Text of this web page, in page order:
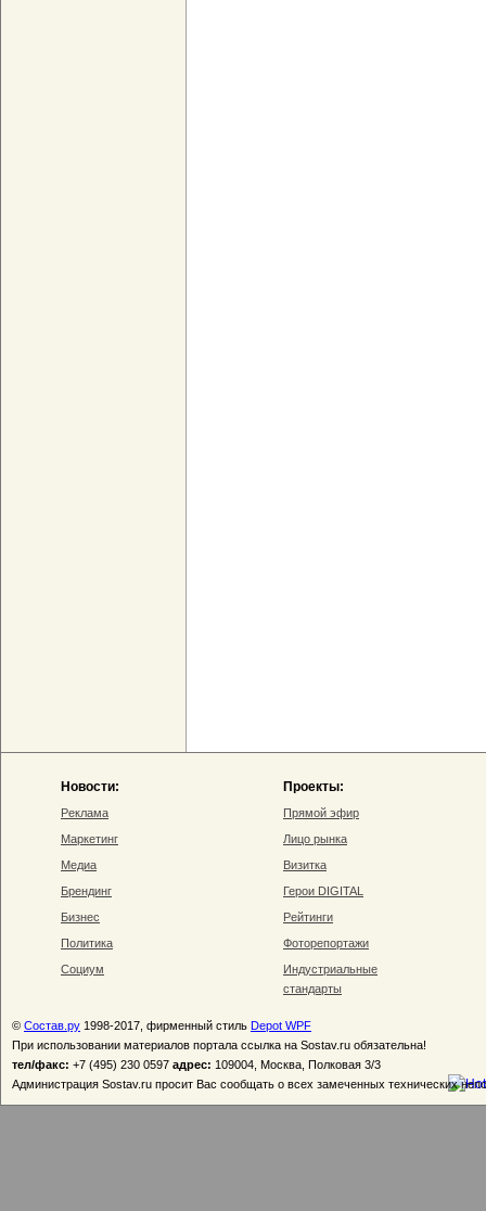
Новости:
Реклама
Маркетинг
Медиа
Брендинг
Бизнес
Политика
Социум
Проекты:
Прямой эфир
Лицо рынка
Визитка
Герои DIGITAL
Рейтинги
Фоторепортажи
Индустриальные
стандарты
© Состав.ру 1998-2017, фирменный стиль Depot WPF
При использовании материалов портала ссылка на Sostav.ru обязательна!
тел/факс: +7 (495) 230 0597 адрес: 109004, Москва, Полковая 3/3
Администрация Sostav.ru просит Вас сообщать о всех замеченных технических